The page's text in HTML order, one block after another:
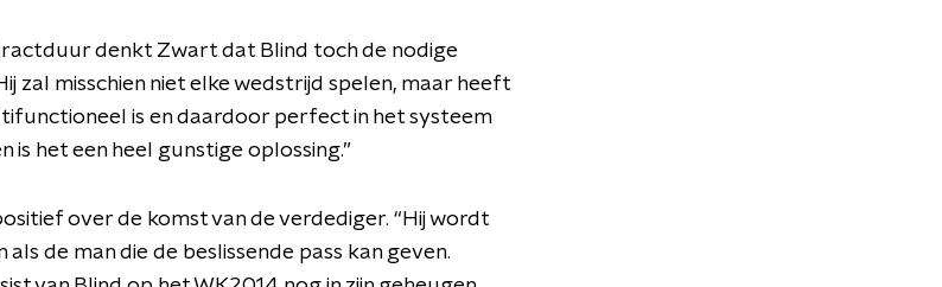
denkt Zwart dat Blind toch de nodige
zal misschien niet elke wedstrijd spelen, maar heeft
is en daardoor perfect in het systeem
is het een heel gunstige oplossing.”
over de komst van de verdediger. “Hij wordt
als de man die de beslissende pass kan geven.